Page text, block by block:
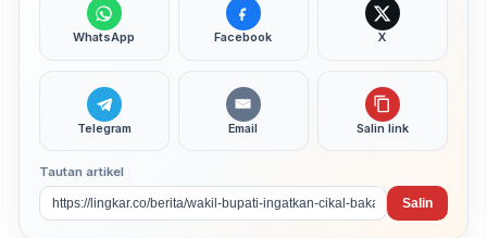
WhatsApp Facebook X
Telegram Email Salin link
Tautan artikel
Salin